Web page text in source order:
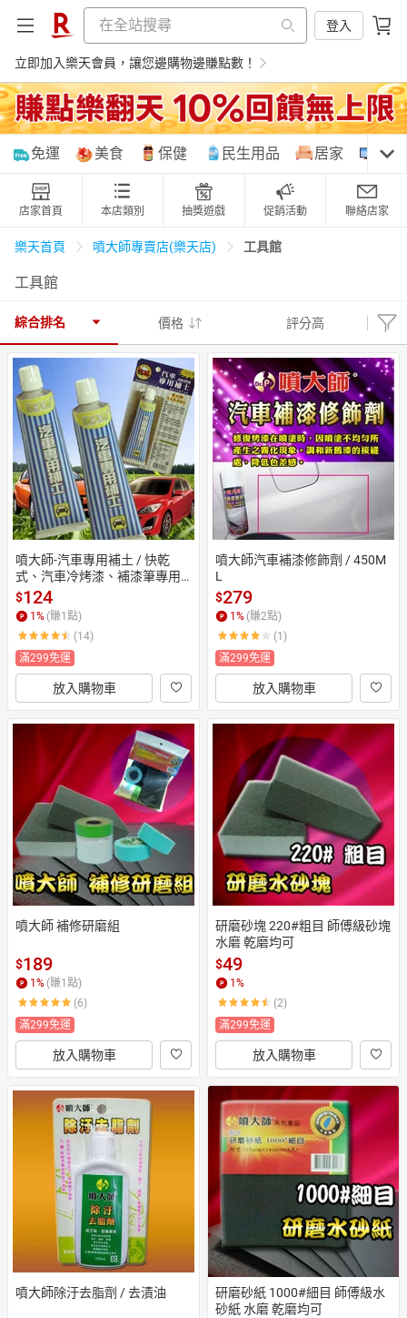
登入
立即加入樂天會員，讓您邊購物邊賺點數！
購物網分類
天天免運 美食蛋糕 養生保健
居家生活 3C家電 親子玩具
女裝 男裝 化妝保養 情趣用品
日本購物 電子/紙本書
HOT
免運 美食 保健 民生用品 居家 3C
店家首頁 本店類別 抽獎遊戲 促銷活動 聯絡店家
樂天首頁 噴大師專賣店(樂天店) 工具館
工具館
綜合排名 價格 評分高
噴大師-汽車專用補土 / 快乾
式、汽車冷烤漆、補漆筆專用
補土
$124
1 % (賺1 點)
(14)
滿299免運
放入購物車
噴大師汽車補漆修飾劑 / 450M
L
$279
1 % (賺2點)
(1)
滿299免運
放入購物車
噴大師 補修研磨組
$189
1% (賺1點)
(6)
滿299免運
放入購物車
研磨砂塊 220#粗目 師傅級砂塊
水磨 乾磨均可
$49
1%
(2)
滿299免運
放入購物車
噴大師除汙去脂劑 / 去漬油
研磨砂紙 1000#細目 師傅級水
砂紙 水磨 乾磨均可